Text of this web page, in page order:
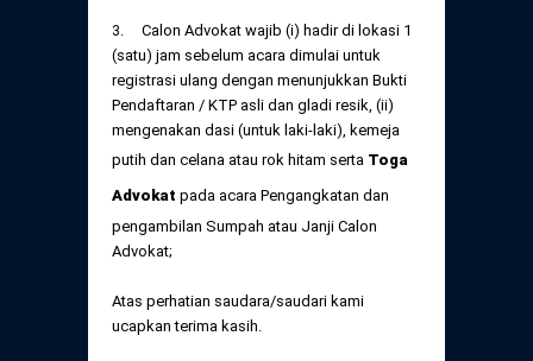
3. Calon Advokat wajib (i) hadir di lokasi 1
(satu) jam sebelum acara dimulai untuk
registrasi ulang dengan menunjukkan Bukti
Pendaftaran / KTP asli dan gladi resik, (ii)
mengenakan dasi (untuk laki-laki), kemeja
putih dan celana atau rok hitam serta Toga
Advokat pada acara Pengangkatan dan
pengambilan Sumpah atau Janji Calon
Advokat;
Atas perhatian saudara/saudari kami
ucapkan terima kasih.